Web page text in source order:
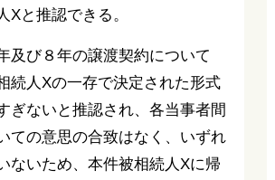
Xと推認できる。
及び８年の譲渡契約について
続人Xの一存で決定された形式
ぎないと推認され、各当事者間
ての意思の合致はなく、いずれ
ないため、本件被相続人Xに帰